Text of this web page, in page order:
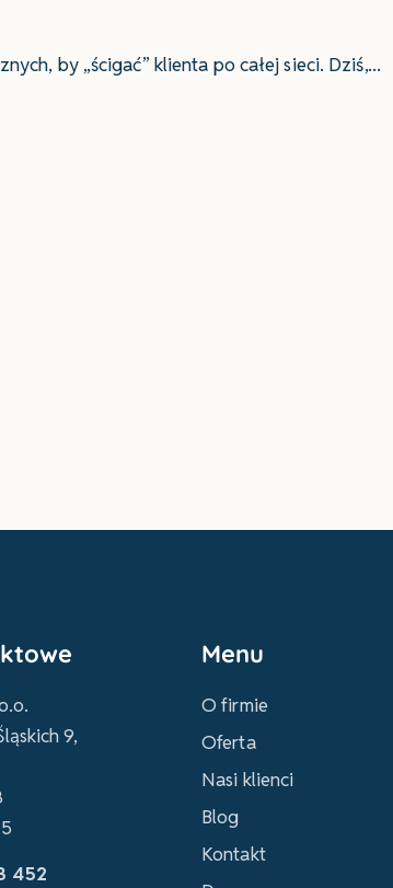
by „ścigać” klienta po całej sieci. Dziś,
9,
452
Menu
O firmie
Oferta
Nasi klienci
Blog
Kontakt